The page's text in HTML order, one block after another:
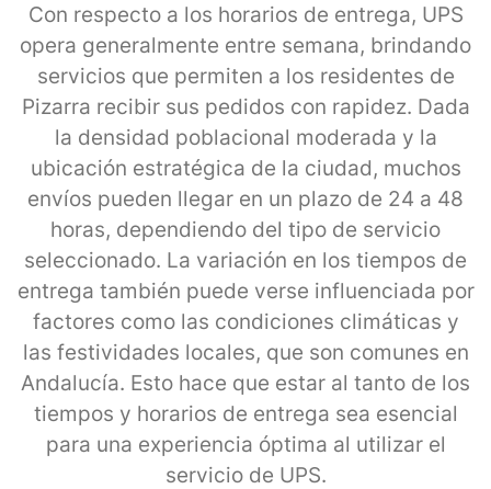
Con respecto a los horarios de entrega, UPS
opera generalmente entre semana, brindando
servicios que permiten a los residentes de
Pizarra recibir sus pedidos con rapidez. Dada
la densidad poblacional moderada y la
ubicación estratégica de la ciudad, muchos
envíos pueden llegar en un plazo de 24 a 48
horas, dependiendo del tipo de servicio
seleccionado. La variación en los tiempos de
entrega también puede verse influenciada por
factores como las condiciones climáticas y
las festividades locales, que son comunes en
Andalucía. Esto hace que estar al tanto de los
tiempos y horarios de entrega sea esencial
para una experiencia óptima al utilizar el
servicio de UPS.